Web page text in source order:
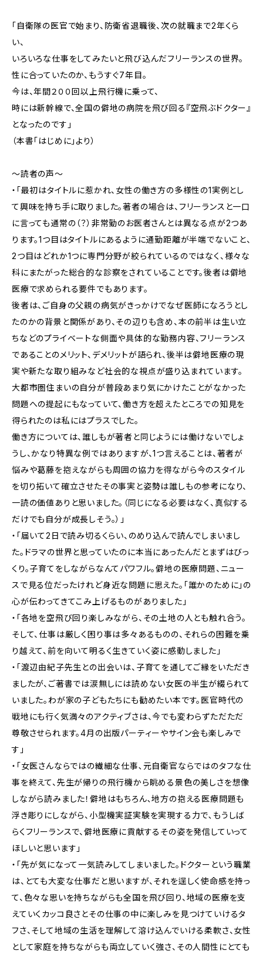
「自衛隊の医官で始まり、防衛省退職後、次の就職まで2年くら
い、
いろいろな仕事をしてみたいと飛び込んだフリーランスの世界。
性に合っていたのか、もうすぐ7年目。
今は、年間２００回以上飛行機に乗って、
時には新幹線で、全国の僻地の病院を飛び回る『空飛ぶドクター』
となったのです」
（本書「はじめに」より）
～読者の声～
・「最初はタイトルに惹かれ、女性の働き方の多様性の1実例とし
て興味を持ち手に取りました。著者の場合は、フリーランスと一口
に言っても通常の（？）非常勤のお医者さんとは異なる点が2つあ
ります。1つ目はタイトルにあるように通勤距離が半端でないこと、
2つ目はどれか1つに専門分野が絞られているのではなく、様々な
科にまたがった総合的な診察をされていることです。後者は僻地
医療で求められる要件でもあります。
後者は、ご自身の父親の病気がきっかけでなぜ医師になろうとし
たのかの背景と関係があり、その辺りも含め、本の前半は生い立
ちなどのプライベートな側面や具体的な勤務内容、フリーランス
であることのメリット、デメリットが語られ、後半は僻地医療の現
実や新たな取り組みなど社会的な視点が盛り込まれています。
大都市圏住まいの自分が普段あまり気にかけたことがなかった
問題への提起にもなっていて、働き方を超えたところでの知見を
得られたのは私にはプラスでした。
働き方については、誰しもが著者と同じようには働けないでしょ
うし、かなり特異な例ではありますが、1つ言えることは、著者が
悩みや葛藤を抱えながらも周囲の協力を得ながら今のスタイル
を切り拓いて確立させたその事実と姿勢は誰しもの参考になり、
一読の価値ありと思いました。（同じになる必要はなく、真似する
だけでも自分が成長しそう。）」
・「届いて2日で読み切るくらい、のめり込んで読んでしまいまし
た。ドラマの世界と思っていたのに本当にあったんだとまずはびっ
くり。子育てをしながらなんてパワフル。僻地の医療問題、ニュー
スで見る位だったけれど身近な問題に思えた。「誰かのために」の
心が伝わってきてこみ上げるものがありました」
・「各地を空飛び回り楽しみながら、その土地の人とも触れ合う。
そして、仕事は厳しく困り事は多々あるものの、それらの困難を乗
り越えて、前を向いて明るく生きていく姿に感動しました」
・「渡辺由紀子先生との出会いは、子育てを通してご縁をいただき
ましたが、ご著書では涙無しには読めない女医の半生が綴られて
いました。わが家の子どもたちにも勧めたい本です。医官時代の
戦地にも行く気満々のアクティブさは、今でも変わらずただただ
尊敬させられます。4月の出版パーティーやサイン会も楽しみで
す」
・「女医さんならではの繊細な仕事､元自衛官ならではのタフな仕
事を終えて、先生が帰りの飛行機から眺める景色の美しさを想像
しながら読みました！僻地はもちろん､地方の抱える医療問題も
浮き彫りにしながら、小型機実証実験を実現する力で､もうしば
らくフリーランスで、僻地医療に貢献するその姿を発信していって
ほしいと思います」
・「先が気になって一気読みしてしまいました。ドクターという職業
は、とても大変な仕事だと思いますが、それを逞しく使命感を持っ
て、色々な思いを持ちながらも全国を飛び回り、地域の医療を支
えていくカッコ良さとその仕事の中に楽しみを見つけていけるタ
フさ、そして地域の生活を理解して溶け込んでいける柔軟さ、女性
として家庭を持ちながらも両立していく強さ、その人間性にとても